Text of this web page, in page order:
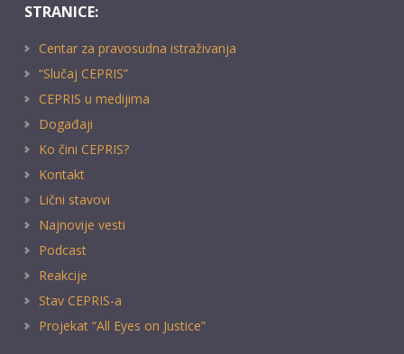
STRANICE:
Centar za pravosudna istraživanja
“Slučaj CEPRIS”
CEPRIS u medijima
Događaji
Ko čini CEPRIS?
Kontakt
Lični stavovi
Najnovije vesti
Podcast
Reakcije
Stav CEPRIS-a
Projekat “All Eyes on Justice”